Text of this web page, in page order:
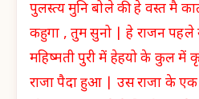
पुलस्त्य मुनि बोले की हे वस्त मै
कहुगा , तुम सुनो | हे राजन पहले
महिष्मती पुरी में हेहयो के कुल में
राजा पैदा हुआ | उस राजा के एक